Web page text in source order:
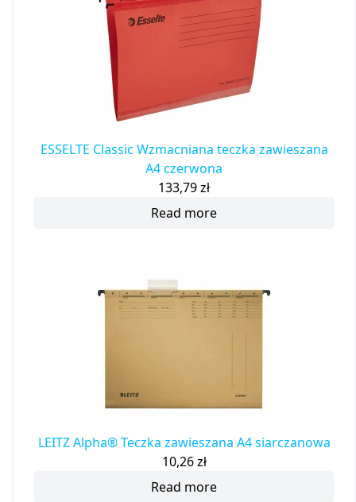
ESSELTE Classic Wzmacniana teczka zawieszana
A4 czerwona
133,79zł
Read more
LEITZ Alpha® Teczka zawieszana A4 siarczanowa
10,26zł
Read more